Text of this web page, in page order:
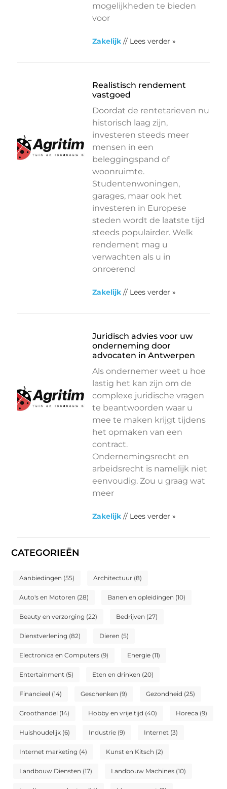
CATEGORIEËN
Aanbiedingen (55) Architectuur (8)
Auto's en Motoren (28) Banen en opleidingen (10)
Beauty en verzorging (22) Bedrijven (27)
Dienstverlening (82) Dieren (5)
Electronica en Computers (9) Energie (11)
Entertainment (5) Eten en drinken (20)
Financieel (14) Geschenken (9) Gezondheid (25)
Groothandel (14) Hobby en vrije tijd (40) Horeca (9)
Huishoudelijk (6) Industrie (9) Internet (3)
Internet marketing (4) Kunst en Kitsch (2)
Landbouw Diensten (17) Landbouw Machines (10)
mogelijkheden te bieden
voor
Zakelijk // Lees verder »
Realistisch rendement
vastgoed
Doordat de rentetarieven nu
historisch laag zijn,
investeren steeds meer
mensen in een
beleggingspand of
woonruimte.
Studentenwoningen,
garages, maar ook het
investeren in Europese
steden wordt de laatste tijd
steeds populairder. Welk
rendement mag u
verwachten als u in
onroerend
Zakelijk // Lees verder »
Juridisch advies voor uw
onderneming door
advocaten in Antwerpen
Als ondernemer weet u hoe
lastig het kan zijn om de
complexe juridische vragen
te beantwoorden waar u
mee te maken krijgt tijdens
het opmaken van een
contract.
Ondernemingsrecht en
arbeidsrecht is namelijk niet
eenvoudig. Zou u graag wat
meer
Zakelijk // Lees verder »